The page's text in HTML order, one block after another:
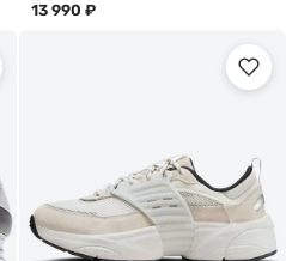
13 990 ₽